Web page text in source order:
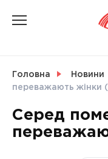
Головна Новини
переважають жінки
Серед